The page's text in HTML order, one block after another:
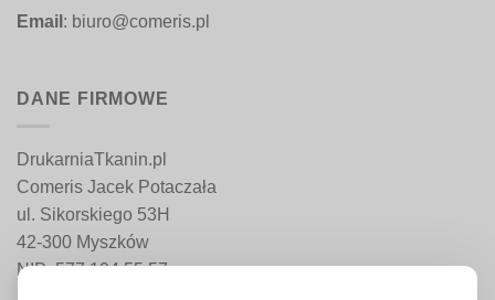
Email : biuro@comeris.pl
DANE FIRMOWE
DrukarniaTkanin.pl
Comeris Jacek Potaczała
ul. Sikorskiego 53H
42-300 Myszków
NIP: 577 194 55 57